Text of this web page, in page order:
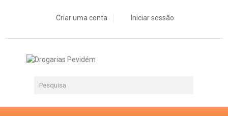
Criar uma conta Iniciar sessão